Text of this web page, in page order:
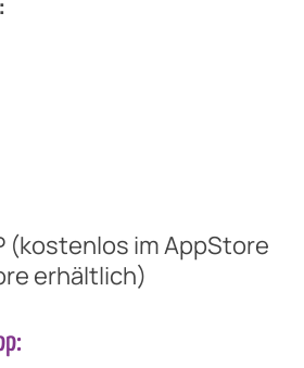
(kostenlos im AppStore
erhältlich)